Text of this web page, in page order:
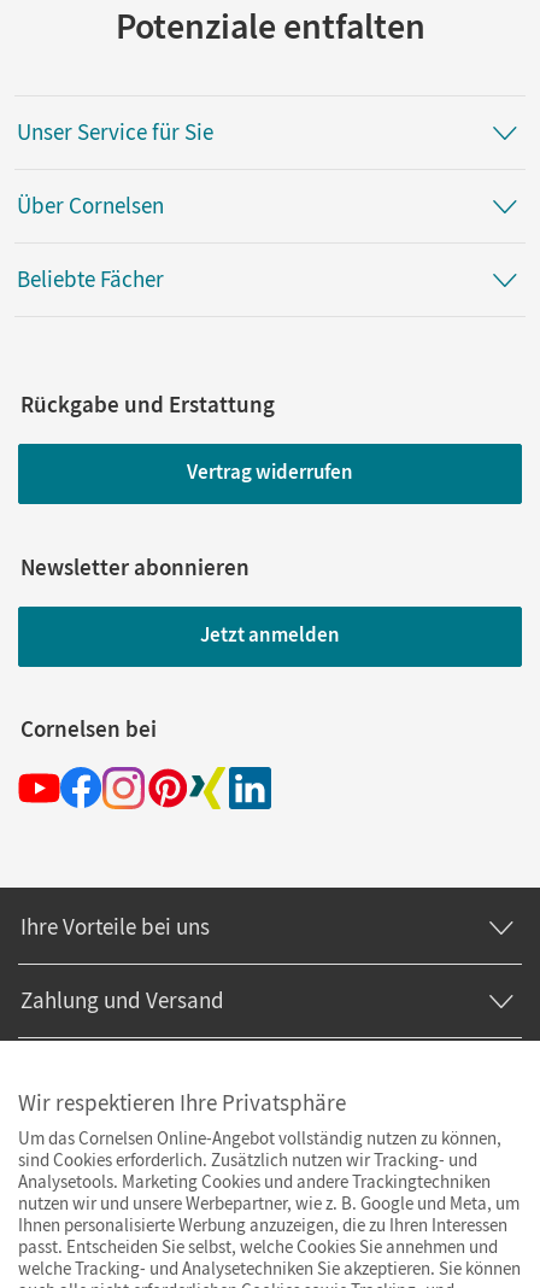
Potenziale entfalten
Unser Service für Sie
Über Cornelsen
Beliebte Fächer
Rückgabe und Erstattung
Vertrag widerrufen
Newsletter abonnieren
Jetzt anmelden
Cornelsen bei
Ihre Vorteile bei uns
Zahlung und Versand
Wir respektieren Ihre Privatsphäre
Um das Cornelsen Online-Angebot vollständig nutzen zu können,
sind Cookies erforderlich. Zusätzlich nutzen wir Tracking- und
Analysetools. Marketing Cookies und andere Trackingtechniken
nutzen wir und unsere Werbepartner, wie z. B. Google und Meta, um
Ihnen personalisierte Werbung anzuzeigen, die zu Ihren Interessen
passt. Entscheiden Sie selbst, welche Cookies Sie annehmen und
welche Tracking- und Analysetechniken Sie akzeptieren. Sie können